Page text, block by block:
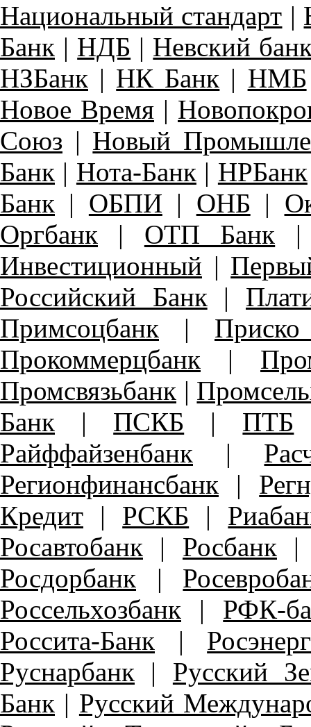
Национальный стандарт |
Банк | НДБ | Невский
НЗБанк | НК Банк | НМБ
Новое Время |
Союз | Новый
Банк | Нота-Банк | НРБанк
Банк | ОБПИ | ОНБ |
Оргбанк | ОТП Банк
Инвестиционный |
Российский Банк |
Примсоцбанк |
Прокоммерцбанк |
Промсвязьбанк |
Банк | ПСКБ | ПТБ
Райффайзенбанк |
Регионфинансбанк |
Кредит | РСКБ |
Росавтобанк | Росбанк
Росдорбанк |
Россельхозбанк | РФК-
Россита-Банк |
Руснарбанк | Русский
Банк | Русский